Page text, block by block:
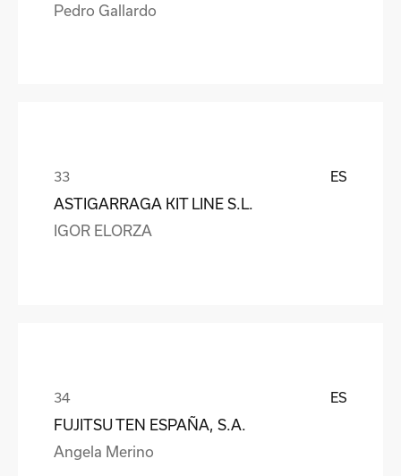
Pedro Gallardo
ES
ASTIGARRAGA KIT LINE S.L.
IGOR ELORZA
ES
FUJITSU TEN ESPAÑA, S.A.
Angela Merino